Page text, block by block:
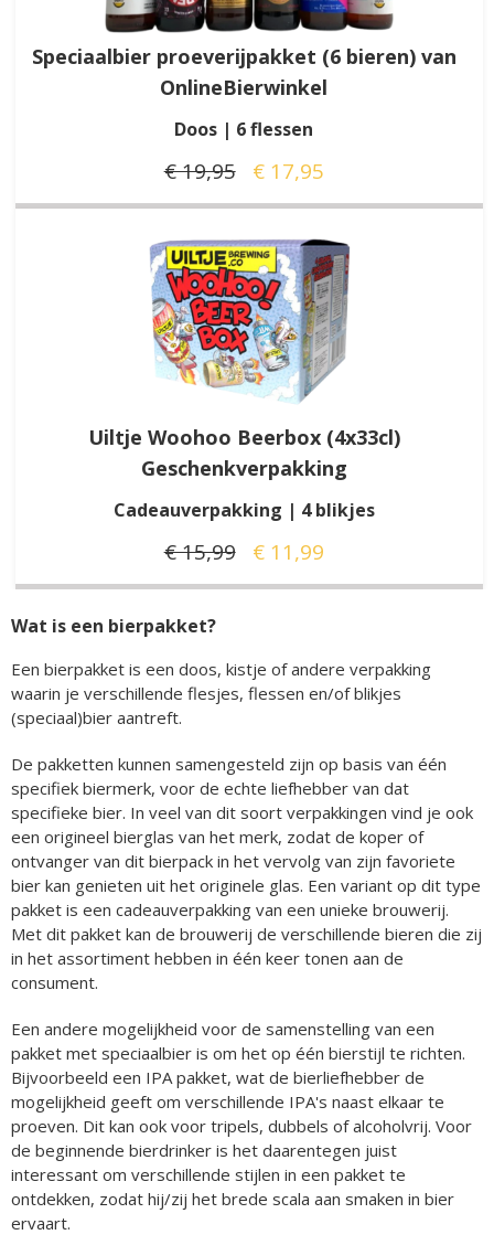
Speciaalbier proeverijpakket (6 bieren) van
OnlineBierwinkel
Doos | 6 flessen
€ 19,95 € 17,95
Uiltje Woohoo Beerbox (4x33cl)
Geschenkverpakking
Cadeauverpakking | 4 blikjes
€ 15,99 € 11,99
Wat is een bierpakket?
Een bierpakket is een doos, kistje of andere verpakking
waarin je verschillende flesjes, flessen en/of blikjes
(speciaal)bier aantreft.
De pakketten kunnen samengesteld zijn op basis van één
specifiek biermerk, voor de echte liefhebber van dat
specifieke bier. In veel van dit soort verpakkingen vind je ook
een origineel bierglas van het merk, zodat de koper of
ontvanger van dit bierpack in het vervolg van zijn favoriete
bier kan genieten uit het originele glas. Een variant op dit type
pakket is een cadeauverpakking van een unieke brouwerij.
Met dit pakket kan de brouwerij de verschillende bieren die zij
in het assortiment hebben in één keer tonen aan de
consument.
Een andere mogelijkheid voor de samenstelling van een
pakket met speciaalbier is om het op één bierstijl te richten.
Bijvoorbeeld een IPA pakket, wat de bierliefhebber de
mogelijkheid geeft om verschillende IPA's naast elkaar te
proeven. Dit kan ook voor tripels, dubbels of alcoholvrij. Voor
de beginnende bierdrinker is het daarentegen juist
interessant om verschillende stijlen in een pakket te
ontdekken, zodat hij/zij het brede scala aan smaken in bier
ervaart.